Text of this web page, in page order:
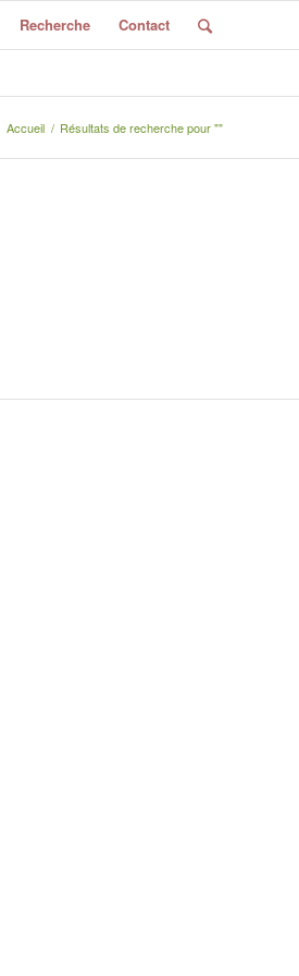
Recherche Contact
Accueil / Résultats de recherche pour ""